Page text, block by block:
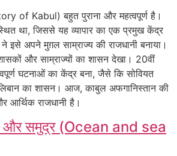
of Kabul) बहुत पुराना और महत्वपूर्ण है।
था, जिससे यह व्यापार का एक प्रमुख केंद्र
इसे अपने मुग़ल साम्राज्य की राजधानी बनाया।
और साम्राज्यों का शासन देखा। 20वीं
घटनाओं का केंद्र बना, जैसे कि सोवियत
का शासन। आज, काबुल अफगानिस्तान की
आर्थिक राजधानी है।
और समुद्र (Ocean and sea